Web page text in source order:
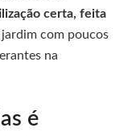
certa, feita
jardim com poucos
na
é